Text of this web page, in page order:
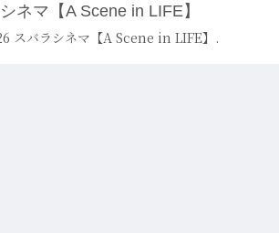
ネマ【A Scene in LIFE】
スバラシネマ【A Scene in LIFE】.